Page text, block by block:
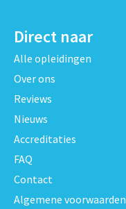
Direct naar
Alle opleidingen
Over ons
Reviews
Nieuws
Accreditaties
FAQ
Contact
Algemene voorwaarden